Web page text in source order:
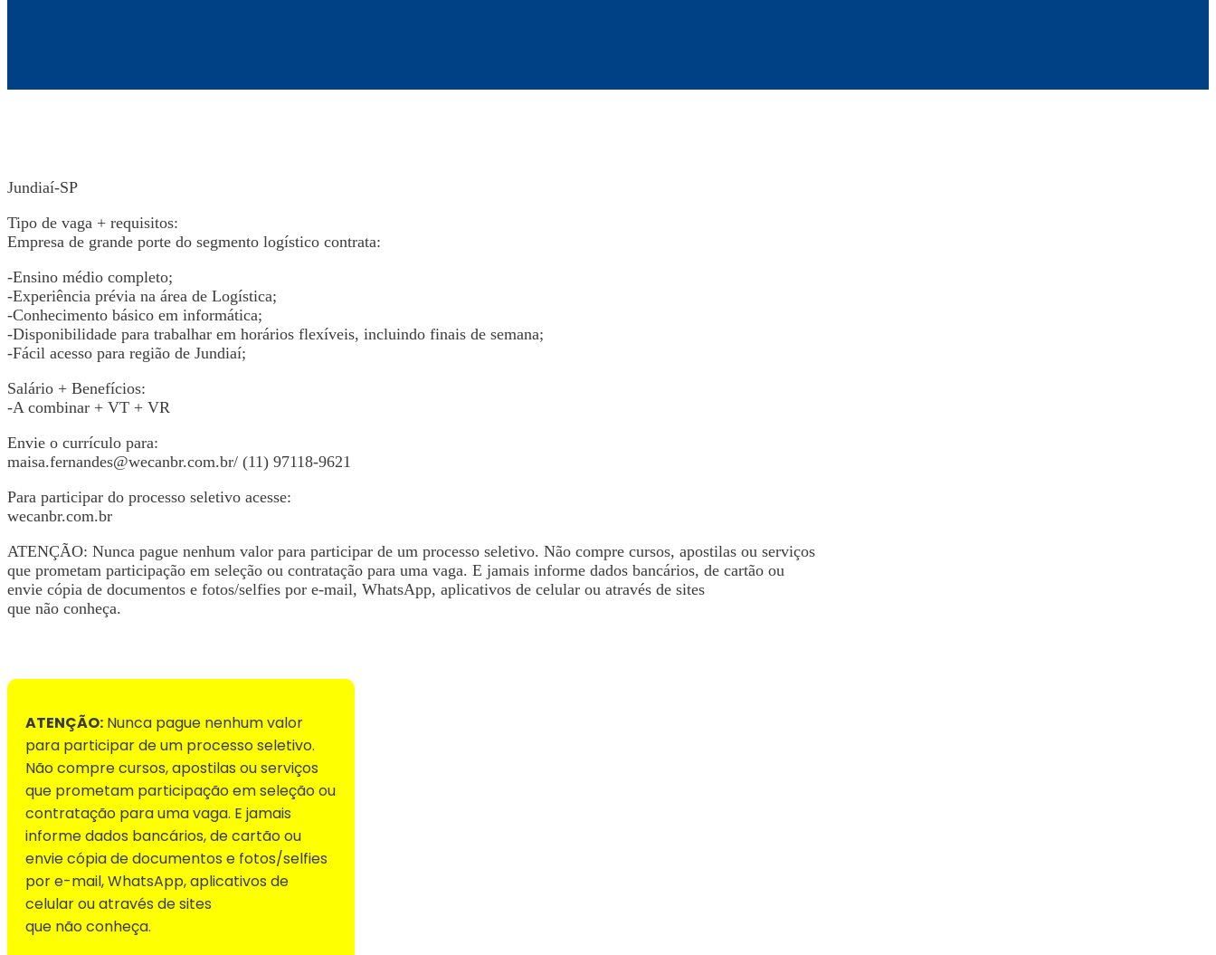
Jundiaí-SP
Tipo de vaga + requisitos:
Empresa de grande porte do segmento logístico contrata:
-Ensino médio completo;
-Experiência prévia na área de Logística;
-Conhecimento básico em informática;
-Disponibilidade para trabalhar em horários flexíveis, incluindo finais de semana;
-Fácil acesso para região de Jundiaí;
Salário + Benefícios:
-A combinar + VT + VR
Envie o currículo para:
maisa.fernandes@wecanbr.com.br/ (11) 97118-9621
Para participar do processo seletivo acesse:
wecanbr.com.br
ATENÇÃO: Nunca pague nenhum valor para participar de um processo seletivo. Não compre cursos, apostilas ou serviços
que prometam participação em seleção ou contratação para uma vaga. E jamais informe dados bancários, de cartão ou
envie cópia de documentos e fotos/selfies por e-mail, WhatsApp, aplicativos de celular ou através de sites
que não conheça.
ATENÇÃO: Nunca pague nenhum valor
para participar de um processo seletivo.
Não compre cursos, apostilas ou serviços
que prometam participação em seleção ou
contratação para uma vaga. E jamais
informe dados bancários, de cartão ou
envie cópia de documentos e fotos/selfies
por e-mail, WhatsApp, aplicativos de
celular ou através de sites
que não conheça.